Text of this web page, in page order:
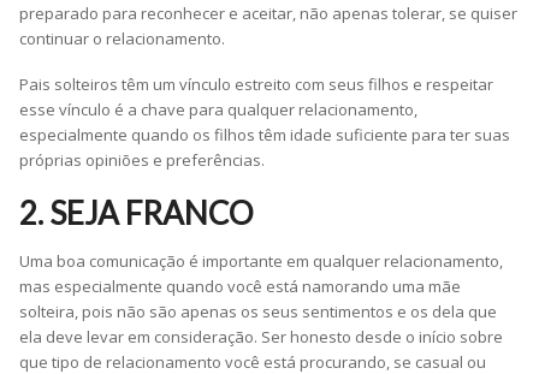
preparado para reconhecer e aceitar, não apenas tolerar, se quiser
continuar o relacionamento.
Pais solteiros têm um vínculo estreito com seus filhos e respeitar
esse vínculo é a chave para qualquer relacionamento,
especialmente quando os filhos têm idade suficiente para ter suas
próprias opiniões e preferências.
2. SEJA FRANCO
Uma boa comunicação é importante em qualquer relacionamento,
mas especialmente quando você está namorando uma mãe
solteira, pois não são apenas os seus sentimentos e os dela que
ela deve levar em consideração. Ser honesto desde o início sobre
que tipo de relacionamento você está procurando, se casual ou